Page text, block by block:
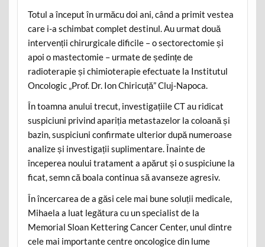
Totul a început în urmăcu doi ani, când a primit vestea
care i-a schimbat complet destinul. Au urmat două
intervenții chirurgicale dificile – o sectorectomie și
apoi o mastectomie – urmate de ședințe de
radioterapie și chimioterapie efectuate la Institutul
Oncologic „Prof. Dr. Ion Chiricuță” Cluj-Napoca.
În toamna anului trecut, investigațiile CT au ridicat
suspiciuni privind apariția metastazelor la coloană și
bazin, suspiciuni confirmate ulterior după numeroase
analize și investigații suplimentare. Înainte de
începerea noului tratament a apărut și o suspiciune la
ficat, semn că boala continua să avanseze agresiv.
În încercarea de a găsi cele mai bune soluții medicale,
Mihaela a luat legătura cu un specialist de la
Memorial Sloan Kettering Cancer Center, unul dintre
cele mai importante centre oncologice din lume